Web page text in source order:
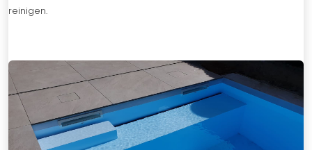
reinigen.